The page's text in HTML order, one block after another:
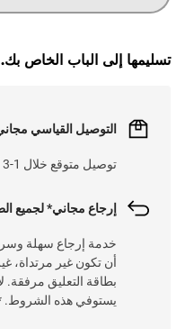
تسليمها إلى الباب الخاص بك.
التوصيل القياسي
توصيل متوقع خلال 1-3 أيام عمل على 300 ريال
إرجاع مجاني* لجميع
أن تكون غير مرتداة،
بطاقة التعليق مرفقة.
يستوفي هذه الشروط.